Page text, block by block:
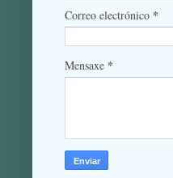
Correo electrónico *
Mensaxe *